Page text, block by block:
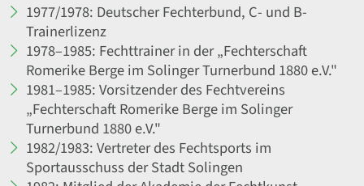
1977/1978: Deutscher Fechterbund, C- und B-
Trainerlizenz
1978–1985: Fechttrainer in der „Fechterschaft
Romerike Berge im Solinger Turnerbund 1880 e.V."
1981–1985: Vorsitzender des Fechtvereins
„Fechterschaft Romerike Berge im Solinger
Turnerbund 1880 e.V."
1982/1983: Vertreter des Fechtsports im
Sportausschuss der Stadt Solingen